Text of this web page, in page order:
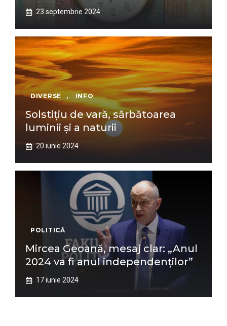
23 septembrie 2024
DIVERSE , INFO
Solstițiu de vară, sărbătoarea
luminii și a naturii
20 iunie 2024
POLITICĂ
Mircea Geoană, mesaj clar: „Anul
2024 va fi anul independenților”
17 iunie 2024